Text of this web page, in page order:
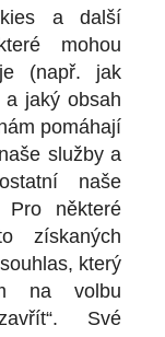
a další
mohou
(např. jak
a jaký obsah
pomáhají
služby a
naše
Pro některé
získaných
který
na volbu
Své
Obchodní